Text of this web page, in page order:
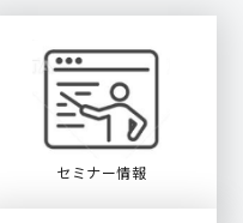
セミナー情報